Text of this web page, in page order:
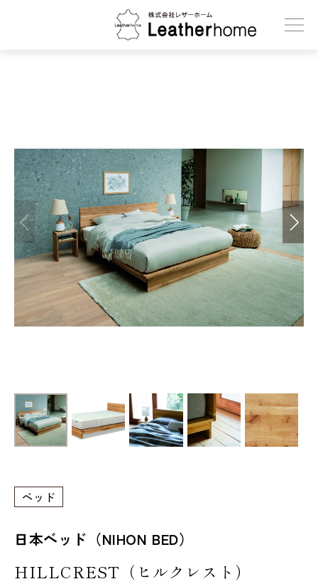
株式会社レザーホーム
ベッド
日本ベッド（NIHON BED）
HILLCREST（ヒルクレスト）